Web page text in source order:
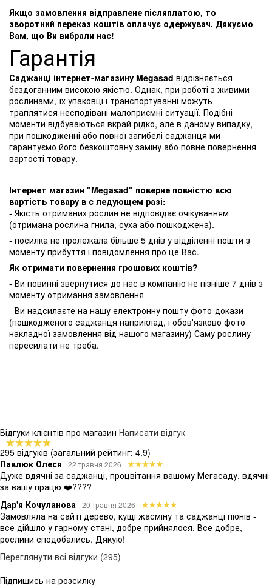
Якщо замовлення відправлене післяплатою, то
зворотний переказ коштів оплачує одержувач. Дякуємо
Вам, що Ви вибрали нас!
Гарантія
Саджанці інтернет-магазину Megasad відрізняється
бездоганним високою якістю. Однак, при роботі з живими
рослинами, їх упаковці і транспортуванні можуть
траплятися несподівані малоприємні ситуації. Подібні
моменти відбуваються вкрай рідко, але в даному випадку,
при пошкодженні або повної загибелі саджанця ми
гарантуємо його безкоштовну заміну або повне повернення
вартості товару.
Інтернет магазин "Megasad" поверне повністю всю
вартість товару в с ледующем разі:
- Якість отриманих рослин не відповідає очікуванням
(отримана рослина гнила, суха або пошкоджена).
- посилка не пролежала більше 5 днів у відділенні пошти з
моменту прибуття і повідомлення про це Вас.
Як отримати повернення грошових коштів?
- Ви повинні звернутися до нас в компанію не пізніше 7 днів з
моменту отримання замовлення
- Ви надсилаєте на нашу електронну пошту фото-докази
(пошкодженого саджанця наприклад, і обов'язково фото
накладної замовлення від нашого магазину) Саму рослину
пересилати не треба.
Відгуки клієнтів про магазин Написати відгук
295 відгуків (загальний рейтинг: 4.9)
Павлюк Олеся
22 травня 2026
Дуже вдячні за саджанці, процвітання вашому Мегасаду, вдячні
за вашу працю ❤️????
Дар'я Кочуланова
20 травня 2026
Замовляла на сайті дерево, кущі жасміну та саджанці піонів -
все дійшло у гарному стані, добре прийнялося. Все добре,
рослини сподобались. Дякую!
Переглянути всі відгуки (295)
Підпишись на розсилку